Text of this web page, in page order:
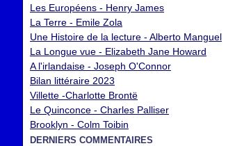
Les Européens - Henry James
La Terre - Emile Zola
Une Histoire de la lecture - Alberto Manguel
La Longue vue - Elizabeth Jane Howard
A l'irlandaise - Joseph O'Connor
Bilan littéraire 2023
Villette -Charlotte Brontë
Le Quinconce - Charles Palliser
Brooklyn - Colm Toibin
DERNIERS COMMENTAIRES